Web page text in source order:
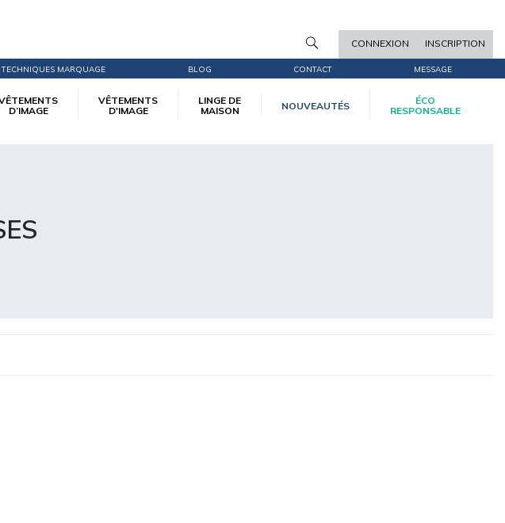
CONNEXION INSCRIPTION
TECHNIQUES MARQUAGE BLOG CONTACT MESSAGE
D’IMAGE
VÊTEMENTS
D'IMAGE
LINGE DE
MAISON
NOUVEAUTÉS
ÉCO
RESPONSABLE